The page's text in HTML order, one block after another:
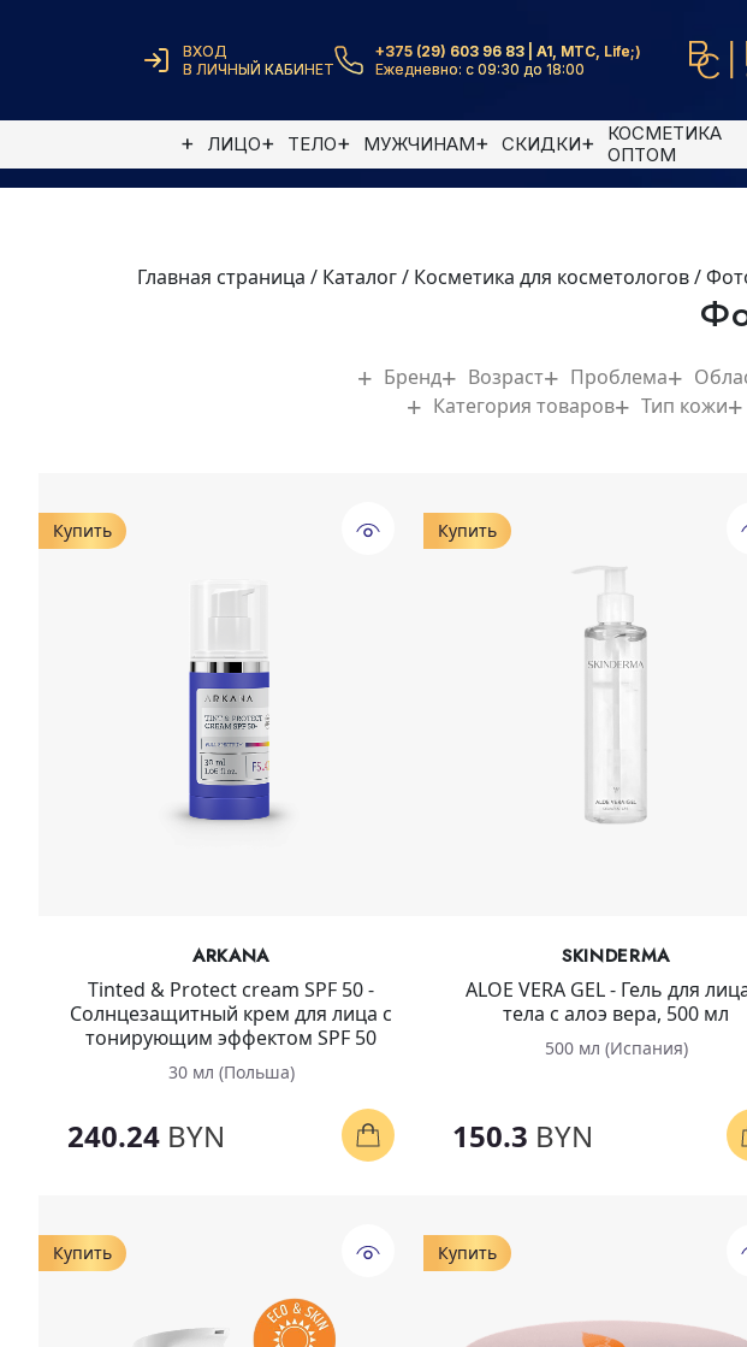
ВХОД
В ЛИЧНЫЙ КАБИНЕТ
+375 (29) 603 96 83 | A1, MTC, Life;)
Ежедневно: с 09:30 до 18:00
ЛИЦО ТЕЛО МУЖЧИНАМ СКИДКИ
КОСМЕТИКА
ОПТОМ
Главная страница / Каталог/ Косметика для косметологов/
Бренд Возраст Проблема
Категория товаров
Тип кожи
Купить
ARKANA
Tinted & Protect cream SPF 50 -
Солнцезащитный крем для лица с
тонирующим эффектом SPF 50
30 мл (Польша)
240.24 BYN
Купить
SKINDERMA
ALOE VERA GEL - Гель для
тела с алоэ вера, 500 мл
500 мл (Испания)
150.3 BYN
Купить Купить